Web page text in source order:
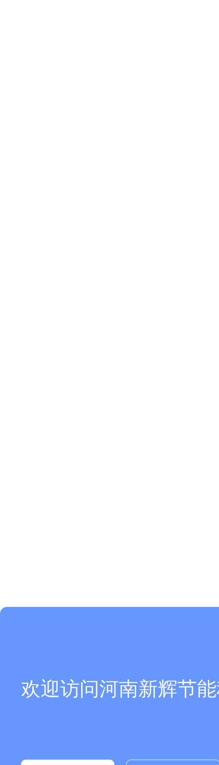
欢迎访问河南新辉节